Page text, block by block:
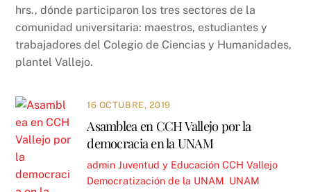
hrs., dónde participaron los tres sectores de la
comunidad universitaria: maestros, estudiantes y
trabajadores del Colegio de Ciencias y Humanidades,
plantel Vallejo.
16 OCTUBRE, 2019
Asamblea en CCH Vallejo por la
democracia en la UNAM
admin Juventud y Educación CCH Vallejo
Democratización de la UNAM UNAM